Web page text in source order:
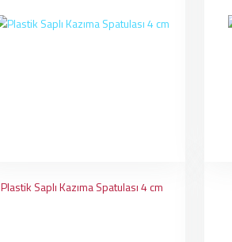
Plastik Saplı Kazıma Spatulası 4 cm